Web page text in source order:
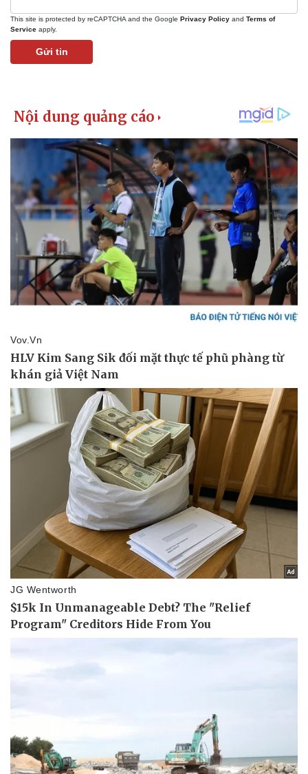
Kinh tế
Bất động sản
Khởi nghiệp
Giá vàng
Tiêu dùng
Tỷ giá
Chứng khoán
Giá cà phê
This site is protected by reCAPTCHA and the Google Privacy Policy and Terms of
Service apply.
Gửi tin